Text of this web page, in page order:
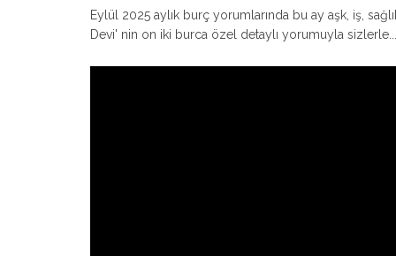
Eylül 2025 aylık burç yorumlarında bu ay aşk, iş,
Devi' nin on iki burca özel detaylı yorumuyla sizlerle...